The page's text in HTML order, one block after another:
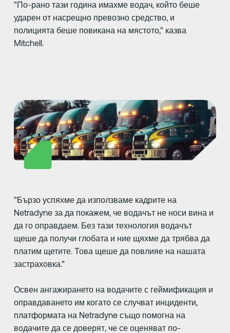
"По-рано тази година имахме водач, който беше
ударен от насрещно превозно средство, и
полицията беше повикана на мястото," казва
Mitchell.
"Бързо успяхме да използваме кадрите на
Netradyne за да покажем, че водачът не носи вина и
да го оправдаем. Без тази технология водачът
щеше да получи глобата и ние щяхме да трябва да
платим щетите. Това щеше да повлияе на нашата
застраховка."
Освен ангажирането на водачите с геймификация и
оправдаването им когато се случват инциденти,
платформата на Netradyne също помогна на
водачите да се доверят, че се оценяват по-